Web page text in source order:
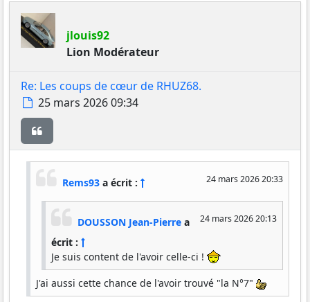
jlouis92
Lion Modérateur
Re: Les coups de cœur de RHUZ68.
Message
25 mars 2026 09:34
24 mars 2026 20:33
Rems93 a écrit :
24 mars 2026 20:13
DOUSSON Jean-Pierre a
écrit :
Je suis content de l'avoir celle-ci !
J'ai aussi cette chance de l'avoir trouvé "la N°7"